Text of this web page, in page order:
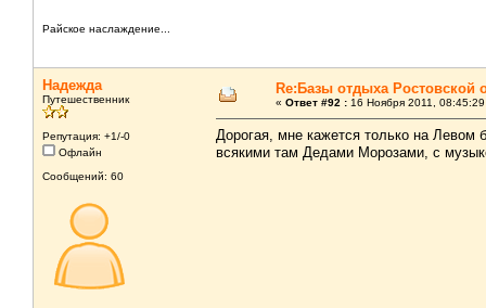
Райское наслаждение...
Надежда
Путешественник
Репутация: +1/-0
Офлайн
Сообщений: 60
Re:Базы отдыха Ростовской
« Ответ #92 : 16 Ноября 2011,
Дорогая, мне кажется только на Левом
всякими там Дедами Морозами, с